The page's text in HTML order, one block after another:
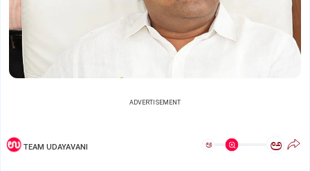
ADVERTISEMENT
TEAM UDAYAVANI ಅ ಅ